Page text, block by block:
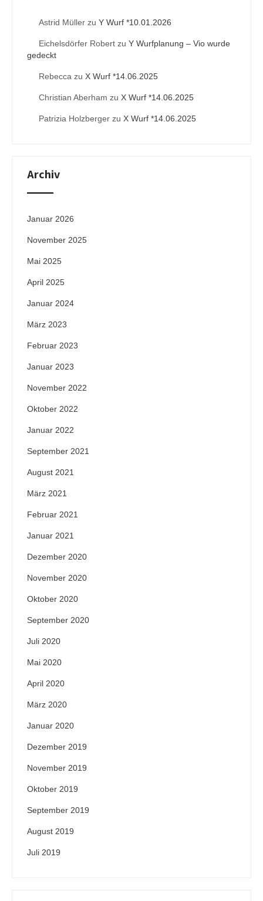
Astrid Müller zu Y Wurf *10.01.2026
Eichelsdörfer Robert zu Y Wurfplanung – Vio wurde
gedeckt
Rebecca zu X Wurf *14.06.2025
Christian Aberham zu X Wurf *14.06.2025
Patrizia Holzberger zu X Wurf *14.06.2025
Archiv
Januar 2026
November 2025
Mai 2025
April 2025
Januar 2024
März 2023
Februar 2023
Januar 2023
November 2022
Oktober 2022
Januar 2022
September 2021
August 2021
März 2021
Februar 2021
Januar 2021
Dezember 2020
November 2020
Oktober 2020
September 2020
Juli 2020
Mai 2020
April 2020
März 2020
Januar 2020
Dezember 2019
November 2019
Oktober 2019
September 2019
August 2019
Juli 2019